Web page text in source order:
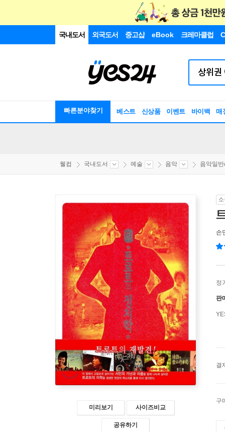
국내도서 외국도서 중고샵 eBook 크레마클럽
빠른분야찾기 베스트 신상품 이벤트 바이백 매
웰컴 국내도서 예술 음악 음악일
미리보기 사이즈비교
공유하기
손
정
판
결
구